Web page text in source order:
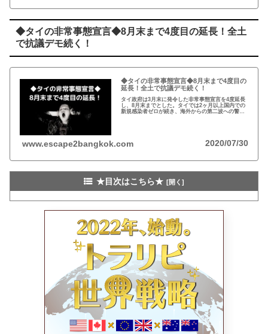
◆タイの非常事態宣言◆8月末まで4度目の延長！全土
で抗議デモ続く！
◆タイの非常事態宣言◆8月末まで4度目の
延長！全土で抗議デモ続く！
タイ政府は3月末に発令した非常事態宣言を4度延長
し、8月末までとした。タイでは2ヶ月以上国内での
新規感染者ゼロが続き、海外からの第二波への警戒
www.escape2bangkok.com 2020/07/30
★目次はこちら★